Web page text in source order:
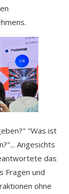
"Was ist
Angesichts
das
Fragen und
ohne